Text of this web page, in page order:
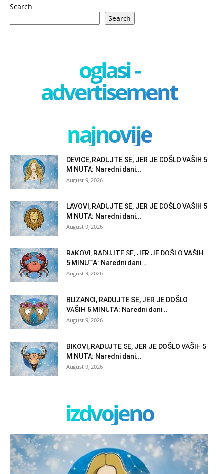
Search
Search
oglasi -
advertisement
najnovije
DEVICE, RADUJTE SE, JER JE DOŠLO VAŠIH 5
MINUTA: Naredni dani...
August 9, 2026
LAVOVI, RADUJTE SE, JER JE DOŠLO VAŠIH 5
MINUTA: Naredni dani...
August 9, 2026
RAKOVI, RADUJTE SE, JER JE DOŠLO VAŠIH
5 MINUTA: Naredni dani...
August 9, 2026
BLIZANCI, RADUJTE SE, JER JE DOŠLO
VAŠIH 5 MINUTA: Naredni dani...
August 9, 2026
BIKOVI, RADUJTE SE, JER JE DOŠLO VAŠIH 5
MINUTA: Naredni dani...
August 9, 2026
izdvojeno